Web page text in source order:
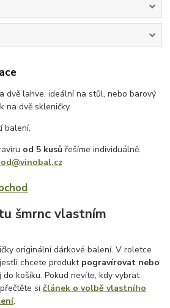
dvě lahve, ideální na stůl, nebo barový
na dvě skleničky.
balení.
od 5 kusů řešíme individuálně.
šmrnc vlastním
originální dárkové balení. V roletce
chcete produkt pogravírovat nebo
do košíku. Pokud nevíte, kdy vybrat
sičlánek o volbě vlastního
.